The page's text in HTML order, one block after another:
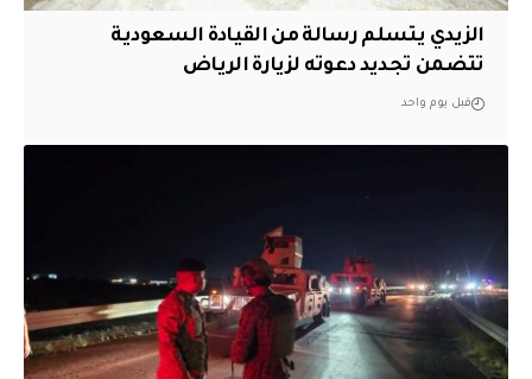
الزيدي يتسلم رسالة من القيادة السعودية
تتضمن تجديد دعوته لزيارة الرياض
قبل يوم واحد